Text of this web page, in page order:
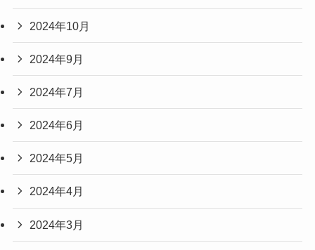
2024年10月
2024年9月
2024年7月
2024年6月
2024年5月
2024年4月
2024年3月